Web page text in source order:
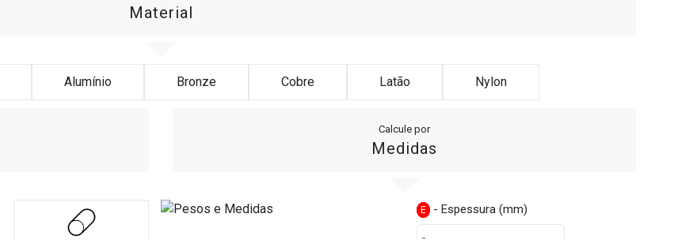
Material
Alumínio Bronze Cobre Latão Nylon
Calcule por
Medidas
E - Espessura (mm)